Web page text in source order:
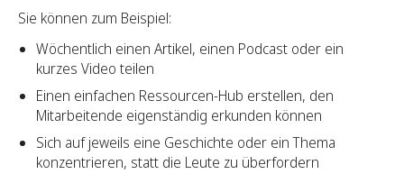
Sie können zum Beispiel:
Wöchentlich einen Artikel, einen Podcast oder ein
kurzes Video teilen
Einen einfachen Ressourcen-Hub erstellen, den
Mitarbeitende eigenständig erkunden können
Sich auf jeweils eine Geschichte oder ein Thema
konzentrieren, statt die Leute zu überfordern